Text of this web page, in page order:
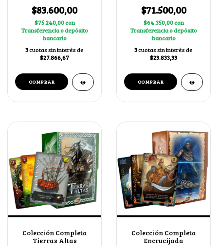
$83.600,00
$75.240,00con
Transferencia o depósito
bancario
3cuotas sin interés de
$27.866,67
$71.500,00
$64.350,00con
Transferencia o depósito
bancario
3cuotas sin interés de
$23.833,33
Colección Completa
Tierras Altas
Colección Completa
Encrucijada